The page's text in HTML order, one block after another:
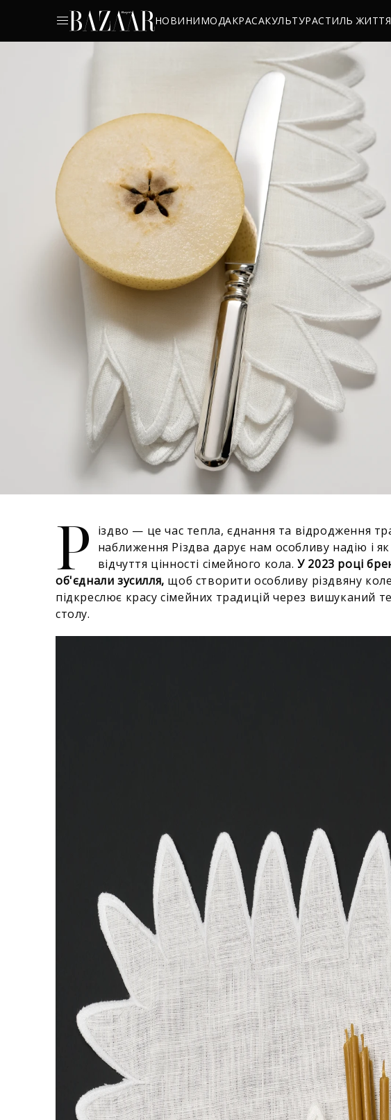
НОВИНИМОДАКРАСАКУЛЬТУРАСТИЛЬ ЖИТТЯ
Р
іздво — це час тепла, єднання та відродження
наближення Різдва дарує нам особливу надію і
відчуття цінності сімейного кола.У 2023 році
об'єднали зусилля, щоб створити особливу різдвяну
підкреслює красу сімейних традицій через вишуканий
столу.